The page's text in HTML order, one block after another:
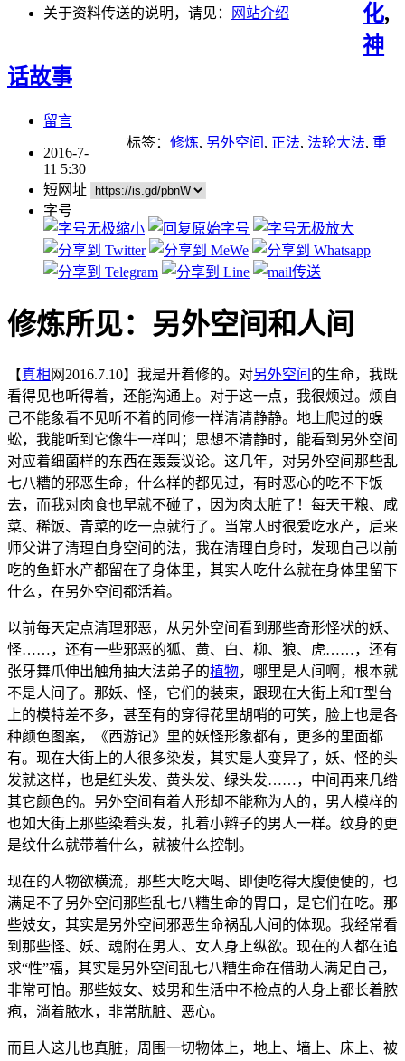
关于资料传送的说明，请见：
网站介绍
化,
神
话故事
留言
标签： 修炼, 另外空间 , 正法, 法轮大法, 重
2016-7-
11 5:30
短网址
字号
修炼所见：另外空间和人间
【真相 网2016.7.10】我是开着修的。对另外空间 的生命，我既
看得见也听得着，还能沟通上。对于这一点，我很烦过。烦自
己不能象看不见听不着的同修一样清清静静。地上爬过的蜈
蚣，我能听到它像牛一样叫；思想不清静时，能看到另外空间
对应着细菌样的东西在轰轰议论。这几年，对另外空间那些乱
七八糟的邪恶生命，什么样的都见过，有时恶心的吃不下饭
去，而我对肉食也早就不碰了，因为肉太脏了！每天干粮、咸
菜、稀饭、青菜的吃一点就行了。当常人时很爱吃水产，后来
师父讲了清理自身空间的法，我在清理自身时，发现自己以前
吃的鱼虾水产都留在了身体里，其实人吃什么就在身体里留下
什么，在另外空间都活着。
以前每天定点清理邪恶，从另外空间看到那些奇形怪状的妖、
怪……，还有一些邪恶的狐、黄、白、柳、狼、虎……，还有
张牙舞爪伸出触角抽大法弟子的植物，哪里是人间啊，根本就
不是人间了。那妖、怪，它们的装束，跟现在大街上和T型台
上的模特差不多，甚至有的穿得花里胡哨的可笑，脸上也是各
种颜色图案，《西游记》里的妖怪形象都有，更多的里面都
有。现在大街上的人很多染发，其实是人变异了，妖、怪的头
发就这样，也是红头发、黄头发、绿头发……，中间再来几绺
其它颜色的。另外空间有着人形却不能称为人的，男人模样的
也如大街上那些染着头发，扎着小辫子的男人一样。纹身的更
是纹什么就带着什么，就被什么控制。
现在的人物欲横流，那些大吃大喝、即便吃得大腹便便的，也
满足不了另外空间那些乱七八糟生命的胃口，是它们在吃。那
些妓女，其实是另外空间邪恶生命祸乱人间的体现。我经常看
到那些怪、妖、魂附在男人、女人身上纵欲。现在的人都在追
求“性”福，其实是另外空间乱七八糟生命在借助人满足自己，
非常可怕。那些妓女、妓男和生活中不检点的人身上都长着脓
疱，淌着脓水，非常肮脏、恶心。
而且人这儿也真脏，周围一切物体上，地上、墙上、床上、被